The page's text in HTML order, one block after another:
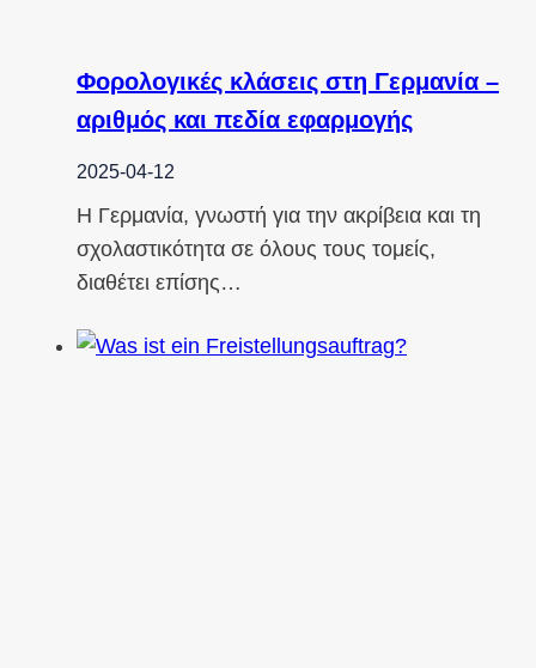
Φορολογικές κλάσεις στη Γερμανία –
αριθμός και πεδία εφαρμογής
2025-04-12
Η Γερμανία, γνωστή για την ακρίβεια και τη
σχολαστικότητα σε όλους τους τομείς,
διαθέτει επίσης…